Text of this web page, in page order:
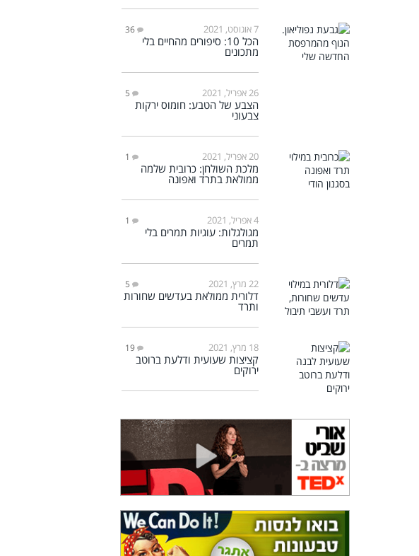
7 אוגוסט, 2021 36
הכל 10: סיפורים מהחיים בלי
מתכונים
26 אפריל, 2021 5
הצבע של הטבע: חומוס ירקות
צבעוני
20 אפריל, 2021 1
מלכת השולחן: כרובית שלמה
ממולאת בתרד ואפונה
4 אפריל, 2021 1
מגולגלות: עוגיות תמרים בלי
תמרים
22 מרץ, 2021 5
דלורית ממולאת בעדשים שחורות
ותרד
18 מרץ, 2021 19
קציצות שעועית ודלעת ברוטב
ירוקים